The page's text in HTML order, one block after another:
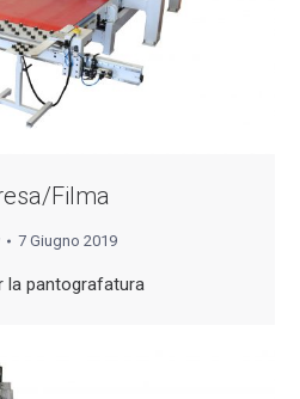
Filma
7 Giugno 2019
la pantografatura